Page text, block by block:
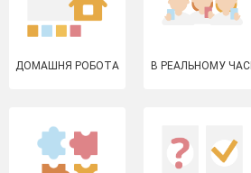
ДОМАШНЯ РОБОТА В РЕАЛЬНОМУ ЧАСІ